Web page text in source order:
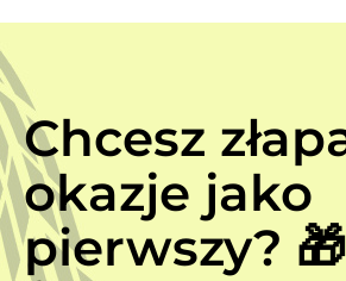
Chcesz
okazje jako
pierwszy? 🎁